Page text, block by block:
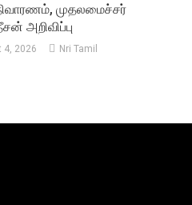
முதலமைச்சர்
அறிவிப்பு
4, 2026 Nri Tamil